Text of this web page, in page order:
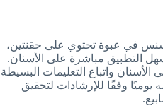
في عبوة تحتوي على حقنتين،
ما يجعله سهل التطبيق مباشرة على الأسنان.
واتباع التعليمات البسيطة
يوميًا وفقًا للإرشادات لتحقيق